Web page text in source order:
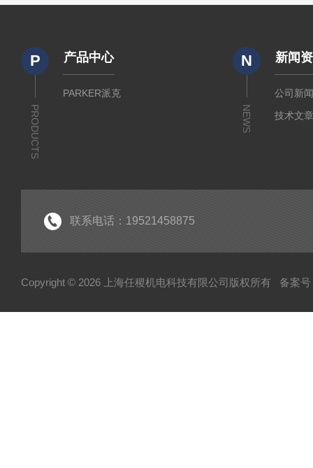
P
PRODUCTS
产品中心
PARKER派克
N
NEWS
新闻
公司新
技术文
联系电话：19521458875
Copyright © 2026 上海任稷机电科技有限公司版权所有 备案号